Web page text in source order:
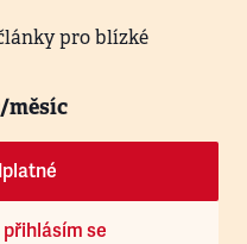
pro blízké
měsíc
se